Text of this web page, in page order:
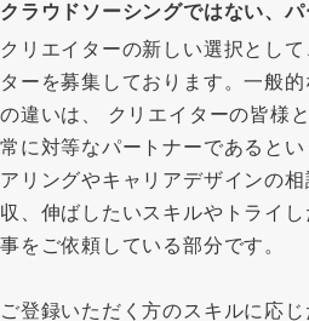
クラウドソーシングではない、
クリエイターの新しい選択とし
ターを募集しております。一般
の違いは、 クリエイターの皆様
常に対等なパートナーであると
アリングやキャリアデザインの
収、伸ばしたいスキルやトライ
事をご依頼している部分です。
ご登録いただく方のスキルに応